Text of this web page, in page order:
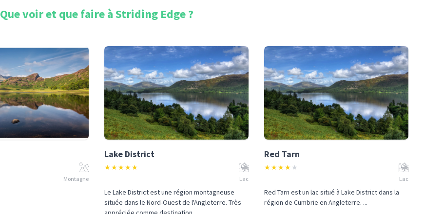
Que voir et que faire àStriding Edge?
Montagne
Lake District
★★★★★
Lac
Le Lake District est une région montagneuse
située dans le Nord-Ouest de l'Angleterre. Très
Red Tarn
★★★★ ★
Lac
Red Tarn est un lac situé à Lake District dans la
région de Cumbrie en Angleterre. ...